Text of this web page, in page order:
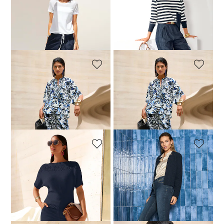
Shirt mit Netz-Einsätzen
69,95 €
30-Tage-Bestpreis**: 49,95 €
Rundhals-Pullover mit Tasche
119,95 €
MADELEINE
Luftige Oversizebluse mit Rüschen
149,95 €
30-Tage-Bestpreis**: 99,95 € (-10%)
MADELEINE
Bedruckte Sommerhose mit weiter Beinform
129,95 €
30-Tage-Bestpreis**: 79,95 € (-12%)
MADELEINE
Halbarm-Pullover mit Baumwolle
69,95 €
129,95 €
MADELEINE
Verschlussloser Jersey-Blazer
79,95 €179,95 €
30-Tage-Bestpreis**: 169,95 €
(-53%)